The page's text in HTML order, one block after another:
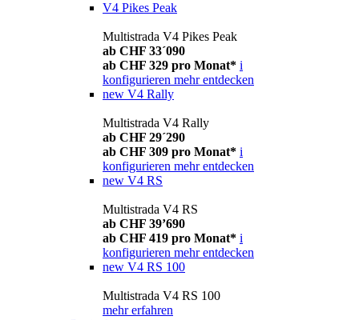
V4 Pikes Peak
Multistrada V4 Pikes Peak
ab CHF 33´090
ab CHF 329 pro Monat* i
konfigurieren mehr entdecken
new V4 Rally
Multistrada V4 Rally
ab CHF 29´290
ab CHF 309 pro Monat* i
konfigurieren mehr entdecken
new V4 RS
Multistrada V4 RS
ab CHF 39’690
ab CHF 419 pro Monat* i
konfigurieren mehr entdecken
new V4 RS 100
Multistrada V4 RS 100
mehr erfahren